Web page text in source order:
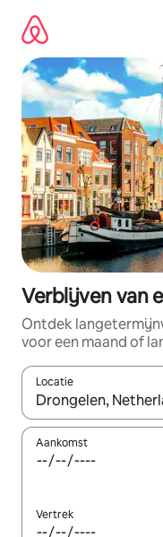
direct
naar
inhoud
Verblijven van
Ontdek
voor een maand of
Locatie
Wanneer er
Aankomst
Vertrek